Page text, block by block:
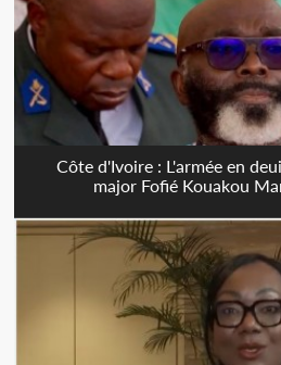
Côte d'Ivoire : L'armée en
major Fofié Kouakou